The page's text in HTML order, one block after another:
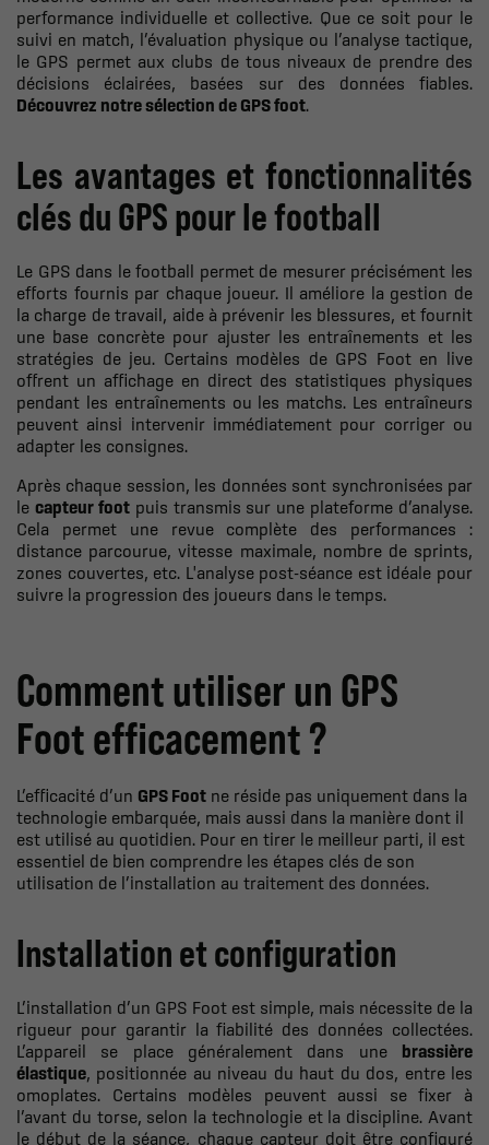
performance individuelle et collective. Que ce soit pour le
suivi en match, l’évaluation physique ou l’analyse tactique,
le GPS permet aux clubs de tous niveaux de prendre des
décisions éclairées, basées sur des données fiables.
Découvrez notre sélection de GPS foot.
Les avantages et fonctionnalités
clés du GPS pour le football
Le GPS dans le football permet de mesurer précisément les
efforts fournis par chaque joueur. Il améliore la gestion de
la charge de travail, aide à prévenir les blessures, et fournit
une base concrète pour ajuster les entraînements et les
stratégies de jeu. Certains modèles de GPS Foot en live
offrent un affichage en direct des statistiques physiques
pendant les entraînements ou les matchs. Les entraîneurs
peuvent ainsi intervenir immédiatement pour corriger ou
adapter les consignes.
Après chaque session, les données sont synchronisées par
le capteur footpuis transmis sur une plateforme d’analyse.
Cela permet une revue complète des performances :
distance parcourue, vitesse maximale, nombre de sprints,
zones couvertes, etc. L'analyse post-séance est idéale pour
suivre la progression des joueurs dans le temps.
Comment utiliser un GPS
Foot efficacement ?
L’efficacité d’un GPS Foot ne réside pas uniquement dans la
technologie embarquée, mais aussi dans la manière dont il
est utilisé au quotidien. Pour en tirer le meilleur parti, il est
essentiel de bien comprendre les étapes clés de son
utilisation de l’installation au traitement des données.
Installation et configuration
L’installation d’un GPS Foot est simple, mais nécessite de la
rigueur pour garantir la fiabilité des données collectées.
L’appareil se place généralement dans une brassière
élastique, positionnée au niveau du haut du dos, entre les
omoplates. Certains modèles peuvent aussi se fixer à
l’avant du torse, selon la technologie et la discipline. Avant
le début de la séance, chaque capteur doit être configuré